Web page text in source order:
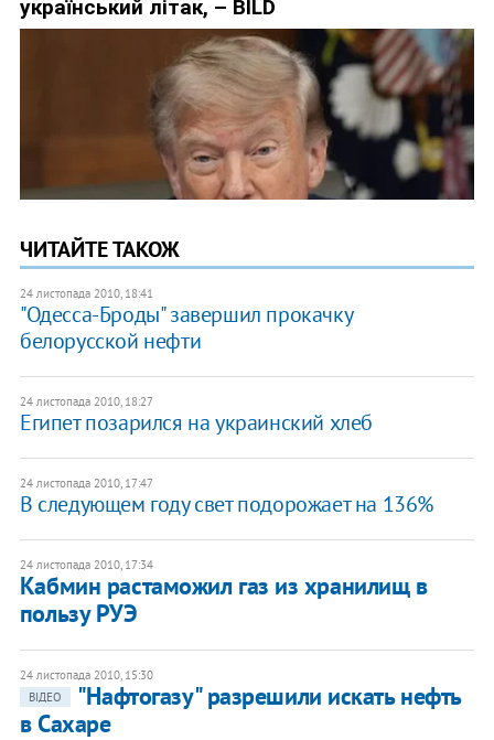
ЧИТАЙТЕ ТАКОЖ
24 листопада 2010, 18:41
"Одесса-Броды" завершил прокачку
белорусской нефти
24 листопада 2010, 18:27
Египет позарился на украинский хлеб
24 листопада 2010, 17:47
В следующем году свет подорожает на 136%
24 листопада 2010, 17:34
Кабмин растаможил газ из хранилищ в
пользу РУЭ
24 листопада 2010, 15:30
ВІДЕО
"Нафтогазу" разрешили искать нефть
в Сахаре